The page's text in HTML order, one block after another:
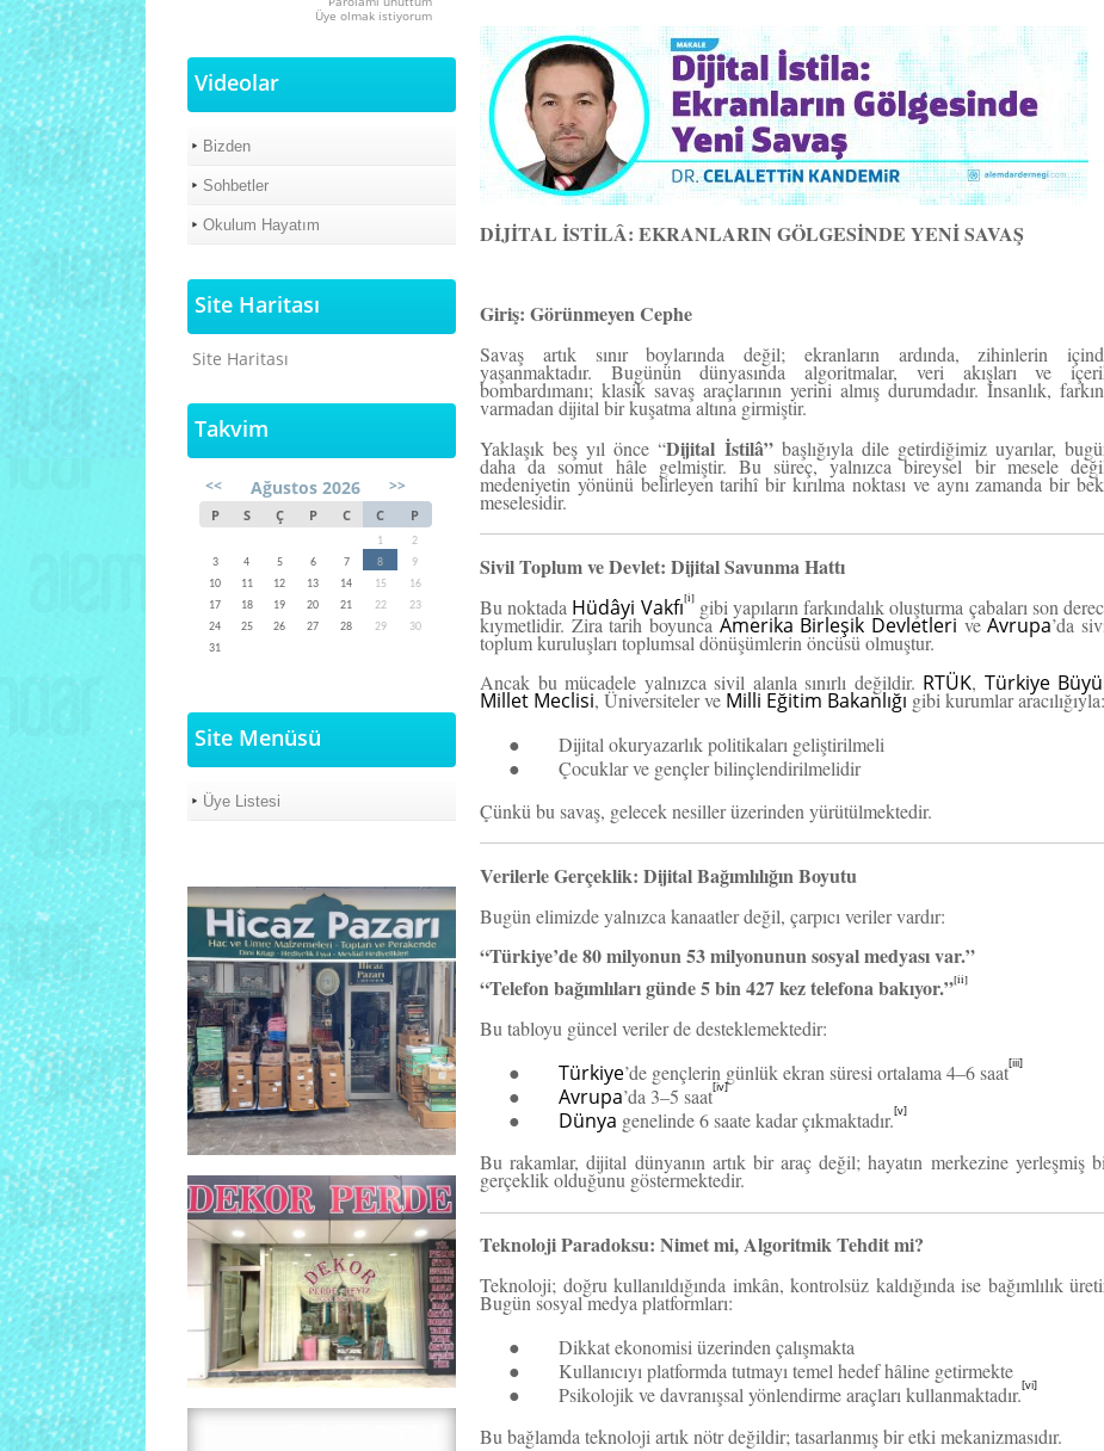
Üye olmak istiyorum
Videolar
Bizden
Sohbetler
Okulum Hayatım
Site Haritası
Site Haritası
Takvim
<< Ağustos 2026 >>
P S Ç P C C P
1
2
3
4 5 6 7 8
9
10
11 12 13 14 15
16
17
18 19 20 21 22
23
24
25 26 27 28 29
30
31
Site Menüsü
Üye Listesi
DİJİTAL İSTİLÂ: EKRANLARIN GÖLGESİNDE YENİ SAVAŞ
Giriş: Görünmeyen Cephe
Savaş artık sınır boylarında değil; ekranların ardında, zihinlerin
yaşanmaktadır. Bugünün dünyasında algoritmalar, veri akışları ve
bombardımanı; klasik savaş araçlarının yerini almış durumdadır. İnsanlık,
varmadan dijital bir kuşatma altına girmiştir.
Yaklaşık beş yıl önce “Dijital İstilâ”başlığıyla dile getirdiğimiz uyarılar,
daha da somut hâle gelmiştir. Bu süreç, yalnızca bireysel bir mesele
medeniyetin yönünü belirleyen tarihî bir kırılma noktası ve aynı zamanda bir
meselesidir.
Sivil Toplum ve Devlet: Dijital Savunma Hattı
Bu noktada Hüdâyi Vakfı[i]gibi yapıların farkındalık oluşturma çabaları son
kıymetlidir. Zira tarih boyunca Amerika Birleşik Devletleri veAvrupa’da
toplum kuruluşları toplumsal dönüşümlerin öncüsü olmuştur.
Ancak bu mücadele yalnızca sivil alanla sınırlı değildir. RTÜK, Türkiye
Millet Meclisi, Üniversiteler ve Milli Eğitim Bakanlığı gibi kurumlar aracılığıyla:
● Dijital okuryazarlık politikaları geliştirilmeli
●
Çocuklar ve gençler bilinçlendirilmelidir
Çünkü bu savaş, gelecek nesiller üzerinden yürütülmektedir.
Verilerle Gerçeklik: Dijital Bağımlılığın Boyutu
Bugün elimizde yalnızca kanaatler değil, çarpıcı veriler vardır:
“Türkiye’de 80 milyonun 53 milyonunun sosyal medyası var.”
“Telefon bağımlıları günde 5 bin 427 kez telefona bakıyor.”[ii]
Bu tabloyu güncel veriler de desteklemektedir:
● Türkiye’de gençlerin günlük ekran süresi ortalama 4–6 saat[iii]
● Avrupa’da 3–5 saat[iv]
● Dünya genelinde 6 saate kadar çıkmaktadır.[v]
Bu rakamlar, dijital dünyanın artık bir araç değil; hayatın merkezine yerleşmiş
gerçeklik olduğunu göstermektedir.
Teknoloji Paradoksu: Nimet mi, Algoritmik Tehdit mi?
Teknoloji; doğru kullanıldığında imkân, kontrolsüz kaldığında ise bağımlılık
Bugün sosyal medya platformları:
● Dikkat ekonomisi üzerinden çalışmakta
● Kullanıcıyı platformda tutmayı temel hedef hâline getirmekte
● Psikolojik ve davranışsal yönlendirme araçları kullanmaktadır.[vi]
Bu bağlamda teknoloji artık nötr değildir; tasarlanmış bir etki mekanizmasıdır.